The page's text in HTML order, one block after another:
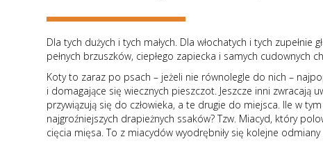
Dla tych dużych i tych małych. Dla włochatych i tych zupełnie
pełnych brzuszków, ciepłego zapiecka i samych cudownych
Koty to zaraz po psach – jeżeli nie równolegle do nich –
i domagające się wiecznych pieszczot. Jeszcze inni zwracają
przywiązują się do człowieka, a te drugie do miejsca. Ile w
najgroźniejszych drapieżnych ssaków? Tzw. Miacyd, który
cięcia mięsa. To z miacydów wyodrębniły się kolejne